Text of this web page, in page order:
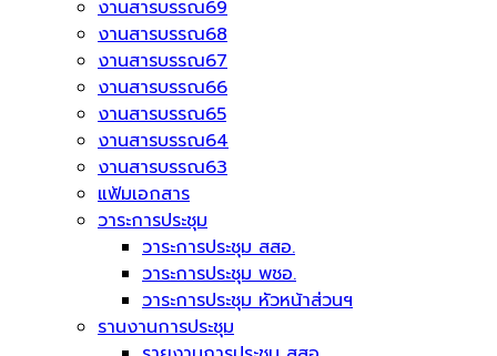
งานสารบรรณ69
งานสารบรรณ68
งานสารบรรณ67
งานสารบรรณ66
งานสารบรรณ65
งานสารบรรณ64
งานสารบรรณ63
แฟ้มเอกสาร
วาระการประชุม
วาระการประชุม สสอ.
วาระการประชุม พชอ.
วาระการประชุม หัวหน้าส่วนฯ
รานงานการประชุม